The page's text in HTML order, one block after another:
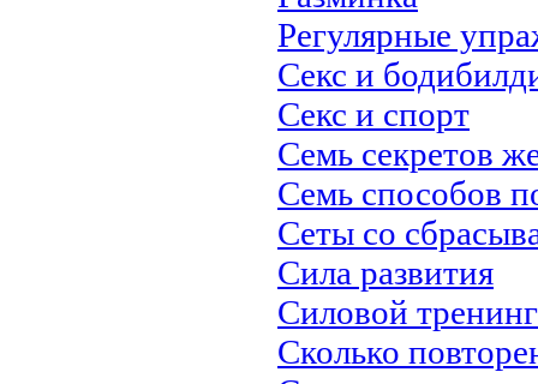
Регулярные
Секс и
Секс и спорт
Семь секретов
Семь способов
Сеты со
Сила развития
Силовой
Сколько